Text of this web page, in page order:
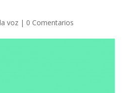
voz| 0 Comentarios